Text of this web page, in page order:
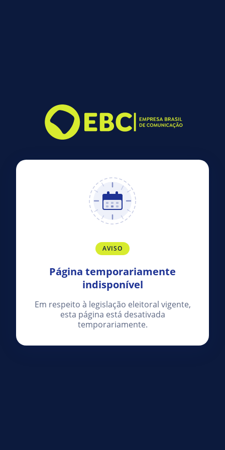
AVISO
Página temporariamente
indisponível
Em respeito à legislação eleitoral vigente,
esta página está desativada
temporariamente.